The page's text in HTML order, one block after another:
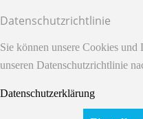
Datenschutzrichtlinie
Sie können unsere Cookies
unseren Datenschutzrichtlinie
Datenschutzerklärung